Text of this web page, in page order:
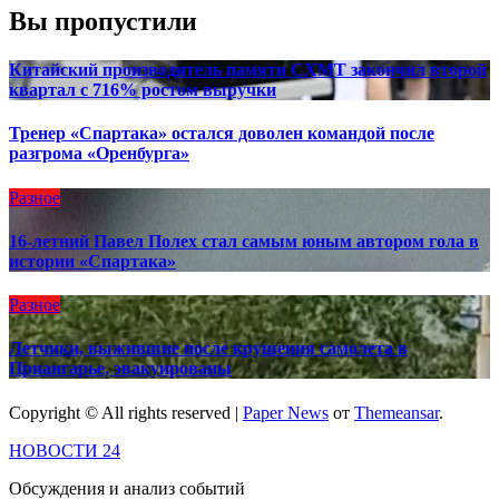
Вы пропустили
Китайский производитель памяти CXMT закончил второй
квартал с 716% ростом выручки
Тренер «Спартака» остался доволен командой после
разгрома «Оренбурга»
Разное
16-летний Павел Полех стал самым юным автором гола в
истории «Спартака»
Разное
Летчики, выжившие после крушения самолета в
Приангарье, эвакуированы
Copyright © All rights reserved | Paper News от Themeansar.
НОВОСТИ 24
Обсуждения и анализ событий